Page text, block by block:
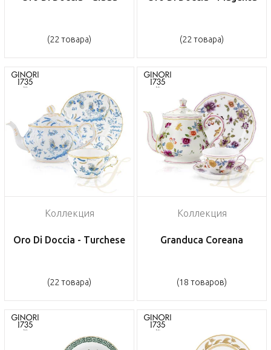
(22 товара) (22 товара)
Коллекция
Oro Di Doccia - Turchese
(22 товара)
Коллекция
Granduca Coreana
(18 товаров)